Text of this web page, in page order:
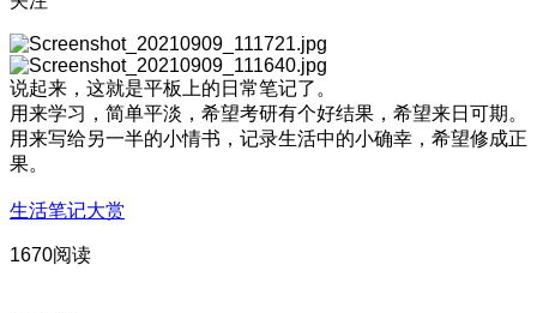
说起来，这就是平板上的日常笔记了。
用来学习，简单平淡，希望考研有个好结果，希望来日可期。
用来写给另一半的小情书，记录生活中的小确幸，希望修成正
果。
生活笔记大赏
1670阅读